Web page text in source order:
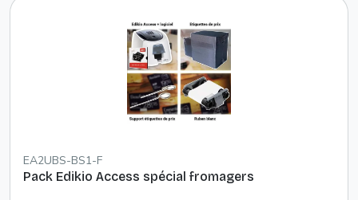
EA2UBS-BS1-F
Pack Edikio Access spécial fromagers